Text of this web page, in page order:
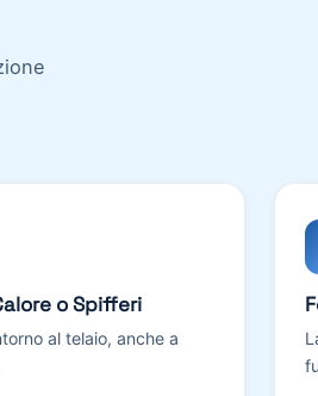
o Spifferi
al telaio, anche a